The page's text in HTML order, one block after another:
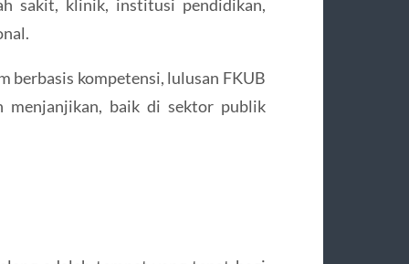
sakit, klinik, institusi pendidikan,
berbasis kompetensi, lulusan FKUB
menjanjikan, baik di sektor publik